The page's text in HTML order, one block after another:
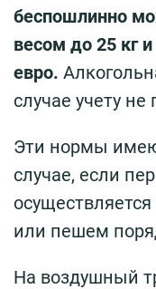
беспошлинно
весом до 25 кг
евро.
случае учету
Эти нормы
случае, если
или пешем
На воздушный